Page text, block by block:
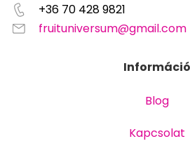
+36 70 428 9821
fruituniversum@gmail.com
Információ
Blog
Kapcsolat